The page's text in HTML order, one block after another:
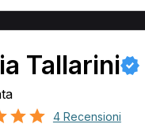
Tallarini
4 Recensioni